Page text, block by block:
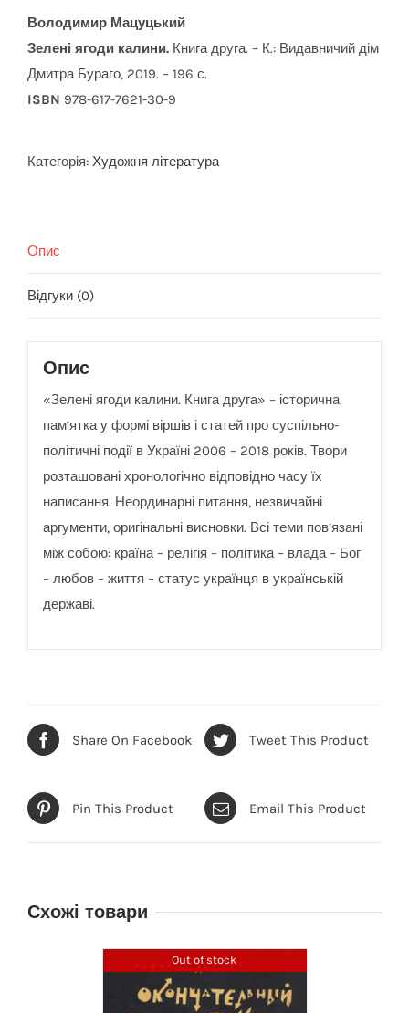
Володимир Мацуцький
Зелені ягоди калини. Книга друга. – К.: Видавничий дім
Дмитра Бураго, 2019. – 196 с.
ISBN 978-617-7621-30-9
Категорія: Художня література
Опис
Відгуки (0)
Опис
«Зелені ягоди калини. Книга друга» – історична
пам’ятка у формі віршів і статей про суспільно-
політичні події в Україні 2006 – 2018 років. Твори
розташовані хронологічно відповідно часу їх
написання. Неординарні питання, незвичайні
аргументи, оригінальні висновки. Всі теми пов’язані
між собою: країна – релігія – політика – влада – Бог
– любов – життя – статус українця в українській
державі.
Share On Facebook Tweet This Product
Pin This Product Email This Product
Схожі товари
Out of stock